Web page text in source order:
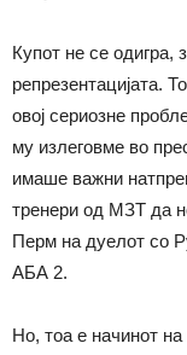
Купот не се одигра,
репрезентацијата.
овој сериозне
му излеговме во
имаше важни
тренери од МЗТ да
Перм на дуелот со
АБА 2.
Но, тоа е начинот